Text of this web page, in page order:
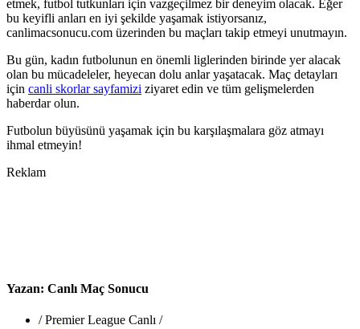
etmek, futbol tutkunları için vazgeçilmez bir deneyim olacak. Eğer
bu keyifli anları en iyi şekilde yaşamak istiyorsanız,
canlimacsonucu.com üzerinden bu maçları takip etmeyi unutmayın.
Bu gün, kadın futbolunun en önemli liglerinden birinde yer alacak
olan bu mücadeleler, heyecan dolu anlar yaşatacak. Maç detayları
için canli skorlar sayfamizi ziyaret edin ve tüm gelişmelerden
haberdar olun.
Futbolun büyüsünü yaşamak için bu karşılaşmalara göz atmayı
ihmal etmeyin!
Reklam
Yazan: Canlı Maç Sonucu
/Premier League Canlı /